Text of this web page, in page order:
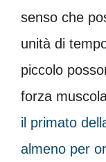
senso che
unità di
piccolo
forza
il primato
almeno per